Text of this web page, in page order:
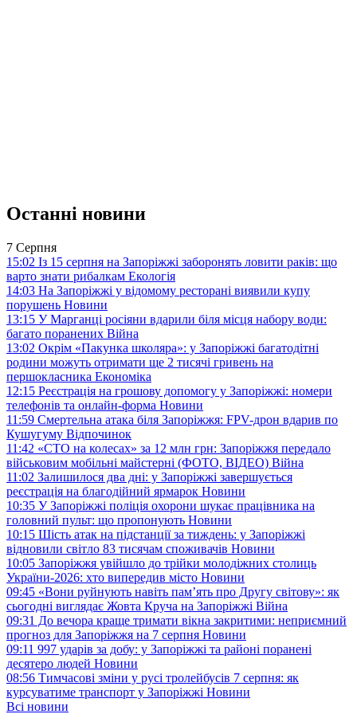
Останні новини
7 Серпня
15:02 Із 15 серпня на Запоріжжі заборонять ловити раків: що
варто знати рибалкам Екологія
14:03 На Запоріжжі у відомому ресторані виявили купу
порушень Новини
13:15 У Марганці росіяни вдарили біля місця набору води:
багато поранених Війна
13:02 Окрім «Пакунка школяра»: у Запоріжжі багатодітні
родини можуть отримати ще 2 тисячі гривень на
першокласника Економіка
12:15 Реєстрація на грошову допомогу у Запоріжжі: номери
телефонів та онлайн-форма Новини
11:59 Смертельна атака біля Запоріжжя: FPV-дрон вдарив по
Кушугуму Відпочинок
11:42 «СТО на колесах» за 12 млн грн: Запоріжжя передало
військовим мобільні майстерні (ФОТО, ВІДЕО) Війна
11:02 Залишилося два дні: у Запоріжжі завершується
реєстрація на благодійний ярмарок Новини
10:35 У Запоріжжі поліція охорони шукає працівника на
головний пульт: що пропонують Новини
10:15 Шість атак на підстанції за тиждень: у Запоріжжі
відновили світло 83 тисячам споживачів Новини
10:05 Запоріжжя увійшло до трійки молодіжних столиць
України-2026: хто випередив місто Новини
09:45 «Вони руйнують навіть пам’ять про Другу світову»: як
сьогодні виглядає Жовта Круча на Запоріжжі Війна
09:31 До вечора краще тримати вікна закритими: неприємний
прогноз для Запоріжжя на 7 серпня Новини
09:11 997 ударів за добу: у Запоріжжі та районі поранені
десятеро людей Новини
08:56 Тимчасові зміни у русі тролейбусів 7 серпня: як
курсуватиме транспорт у Запоріжжі Новини
Всі новини